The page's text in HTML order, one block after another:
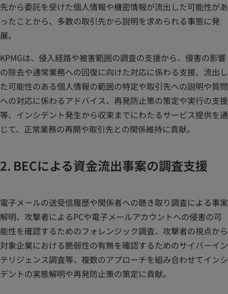
先から委託を受けた個人情報や機密情報が流出した可能性があ
ったことから、多数の取引先から説明を求められる事態に発
展。
KPMGは、侵入経路や被害範囲の調査の支援から、侵害の影響
の除去や通常業務への回復に向けた対応に係わる支援、流出し
た可能性のある個人情報の範囲の特定や取引先への説明や質問
への対応に係わるアドバイス、再発防止策の策定や実行の支援
等、インシデント発生から収束までにわたるサービス提供を通
じて、正常業務の再開や取引先との関係維持に貢献。
2. BECによる資金流出事案の調査支援
電子メールの送受信履歴や関係者への聴き取り調査による事実
解明、攻撃者によるPCや電子メールアカウントへの侵害の可
能性を確認するためのフォレンジック調査、攻撃者の視点から
対象企業における脆弱性の有無を確認するためのサイバーイン
テリジェンス調査等、複数のアプローチを組み合わせてインシ
デントの実態解明や再発防止策の策定に貢献。